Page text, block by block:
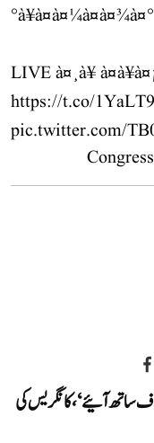
LIVE à¤¸à¥
https://t.co/
pic.twitter.com/
ساتھ آئیے‘، کانگریس کی